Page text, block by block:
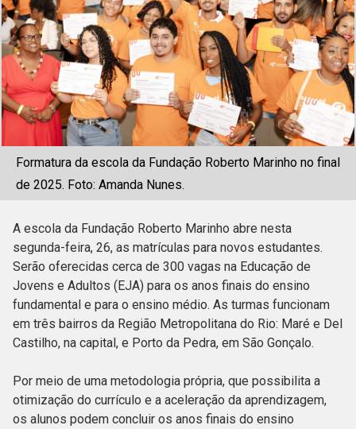
Formatura da escola da Fundação Roberto Marinho no final
de 2025. Foto: Amanda Nunes.
A escola da Fundação Roberto Marinho abre nesta
segunda-feira, 26, as matrículas para novos estudantes.
Serão oferecidas cerca de 300 vagas na Educação de
Jovens e Adultos (EJA) para os anos finais do ensino
fundamental e para o ensino médio. As turmas funcionam
em três bairros da Região Metropolitana do Rio: Maré e Del
Castilho, na capital, e Porto da Pedra, em São Gonçalo.
Por meio de uma metodologia própria, que possibilita a
otimização do currículo e a aceleração da aprendizagem,
os alunos podem concluir os anos finais do ensino